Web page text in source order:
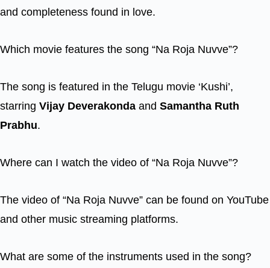
and completeness found in love.
Which movie features the song “Na Roja Nuvve”?
The song is featured in the Telugu movie ‘Kushi’,
starring Vijay Deverakonda and Samantha Ruth
Prabhu.
Where can I watch the video of “Na Roja Nuvve”?
The video of “Na Roja Nuvve” can be found on YouTube
and other music streaming platforms.
What are some of the instruments used in the song?